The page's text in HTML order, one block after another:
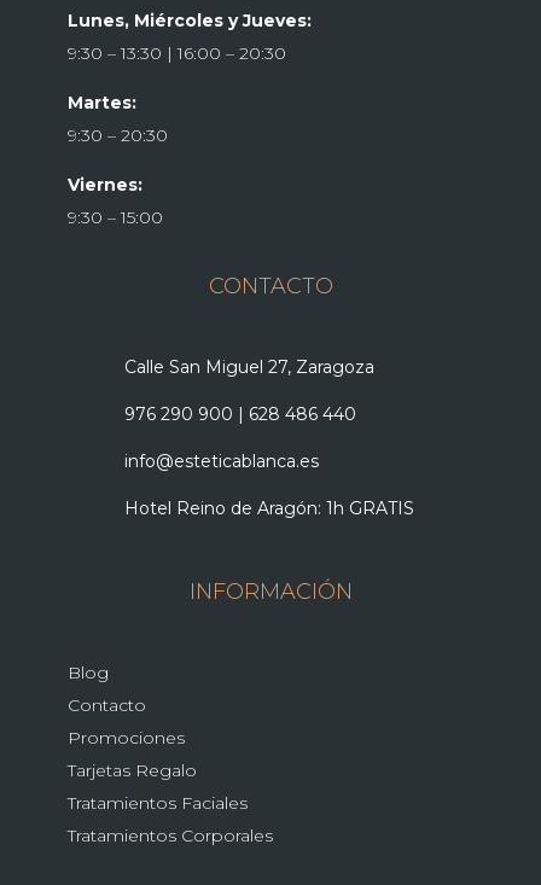
Lunes, Miércoles y Jueves:
9:30 – 13:30 | 16:00 – 20:30
Martes:
9:30 – 20:30
Viernes:
9:30 – 15:00
CONTACTO
Calle San Miguel 27, Zaragoza
976 290 900 | 628 486 440
info@esteticablanca.es
Hotel Reino de Aragón: 1h GRATIS
INFORMACIÓN
Blog
Contacto
Promociones
Tarjetas Regalo
Tratamientos Faciales
Tratamientos Corporales